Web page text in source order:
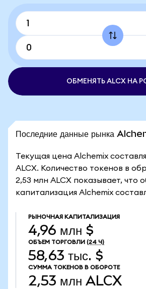
ОБМЕНЯТЬ ALCX НА
Последние данные рынка
Текущая цена Alchemix
ALCX. Количество токенов в
2,53 млн ALCX показывает, что
капитализация Alchemix
РЫНОЧНАЯ КАПИТАЛИЗАЦИЯ
4,96 млн $
ОБЪЕМ ТОРГОВЛИ (24 Ч)
58,63 тыс. $
СУММА ТОКЕНОВ В ОБОРОТЕ
2,53 млн ALCX